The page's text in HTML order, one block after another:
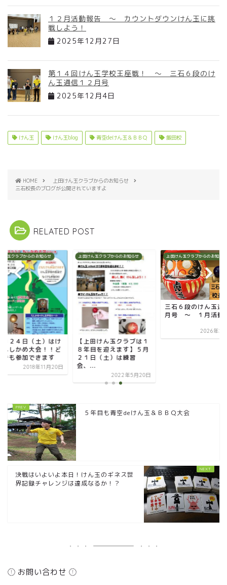
１２月活動報告 ～ カウントダウンけん玉に挑
戦しよう！
2025年12月27日
第１４回けん玉学校王座戦！ ～ 三石６段のけ
ん玉通信１２月号
2025年12月4日
けん玉 けん玉blog 青空deけん玉＆ＢＢＱ 飯田校
HOME
上田けん玉クラブからのお知らせ
三石校長のブログが公開されていますよ
RELATED POST
ん玉クラブからのお知らせ
月２４日（土）はけ
もしかめ大会！！ど
でも参加できます
2018年11月20日
上田けん玉クラブからのお知らせ
【上田けん玉クラブは１
８年目を迎えます】５月
２１日（土）は練習
会、...
2022年5月20日
上田けん玉クラブからのお知らせ
三石６段のけん玉通
月号 ～ １月活動
2026年2
５年目も青空deけん玉＆ＢＢＱ大会
決戦はいよいよ本日！けん玉のギネス世
界記録チャレンジは達成なるか！？
お問い合わせ